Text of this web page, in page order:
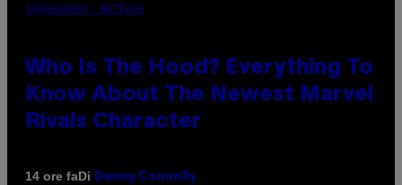
SCREENSHOT: NETEASE
Who Is The Hood? Everything To
Know About The Newest Marvel
Rivals Character
14 ore faDi Denny Connolly